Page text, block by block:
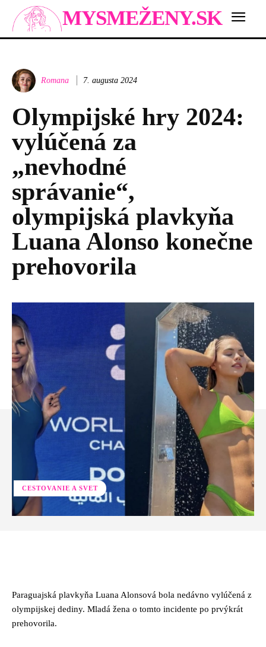
MYSMEŽENY.SK
Romana 7. augusta 2024
Olympijské hry 2024:
vylúčená za
„nevhodné
správanie“,
olympijská plavkyňa
Luana Alonso konečne
prehovorila
CESTOVANIE A SVET
Paraguajská plavkyňa Luana Alonsová bola nedávno vylúčená z
olympijskej dediny. Mladá žena o tomto incidente po prvýkrát
prehovorila.